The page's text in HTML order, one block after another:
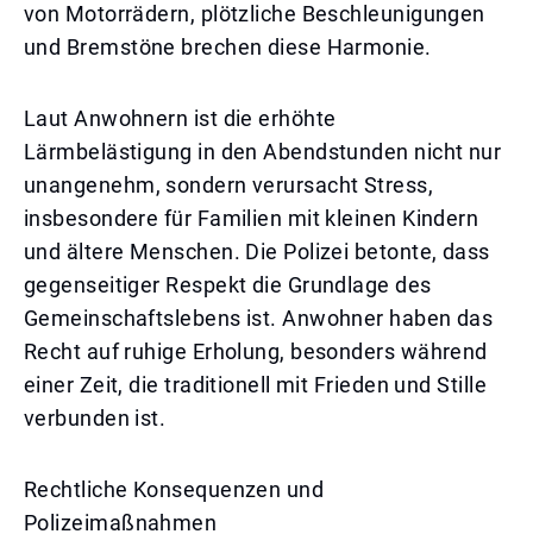
von Motorrädern, plötzliche Beschleunigungen
und Bremstöne brechen diese Harmonie.
Laut Anwohnern ist die erhöhte
Lärmbelästigung in den Abendstunden nicht nur
unangenehm, sondern verursacht Stress,
insbesondere für Familien mit kleinen Kindern
und ältere Menschen. Die Polizei betonte, dass
gegenseitiger Respekt die Grundlage des
Gemeinschaftslebens ist. Anwohner haben das
Recht auf ruhige Erholung, besonders während
einer Zeit, die traditionell mit Frieden und Stille
verbunden ist.
Rechtliche Konsequenzen und
Polizeimaßnahmen